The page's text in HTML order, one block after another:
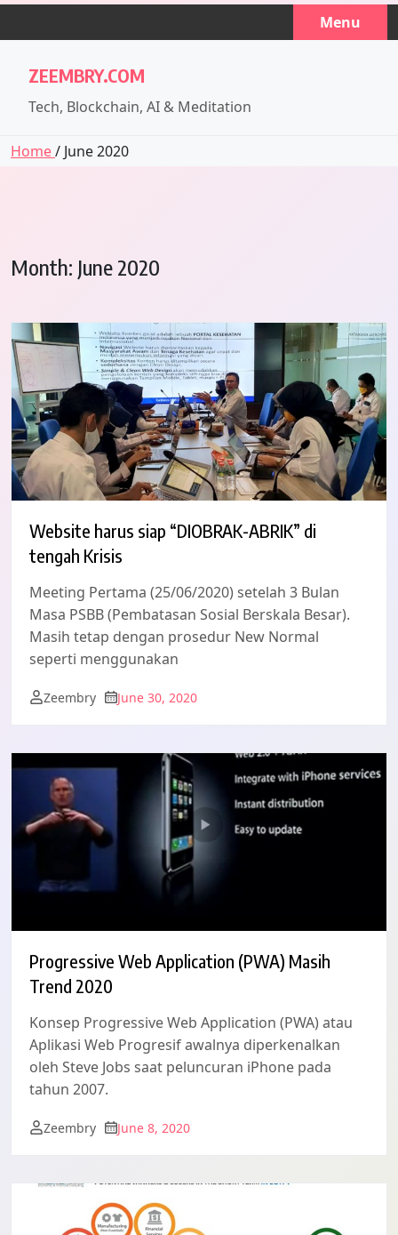
Skip
Menu
ZEEMBRY.COM
Tech, Blockchain, AI & Meditation
Home/ June 2020
Month: June 2020
Website harus siap “DIOBRAK-ABRIK” di
tengah Krisis
Meeting Pertama (25/06/2020) setelah 3 Bulan
Masa PSBB (Pembatasan Sosial Berskala Besar).
Masih tetap dengan prosedur New Normal
seperti menggunakan
Zeembry June 30, 2020
Progressive Web Application (PWA) Masih
Trend 2020
Konsep Progressive Web Application (PWA) atau
Aplikasi Web Progresif awalnya diperkenalkan
oleh Steve Jobs saat peluncuran iPhone pada
tahun 2007.
Zeembry June 8, 2020